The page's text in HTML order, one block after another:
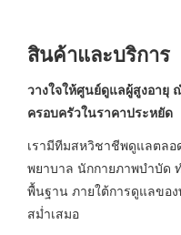
สินค้าและบริการ
วางใจให้ศูนย์ดูแลผู้สูงอายุ
ครอบครัวในราคาประหยัด
เรามีทีมสหวิชาชีพดูแลตล
พยาบาล นักกายภาพบำบัด
พื้นฐาน ภายใต้การดูแลขอ
สม่ำเสมอ